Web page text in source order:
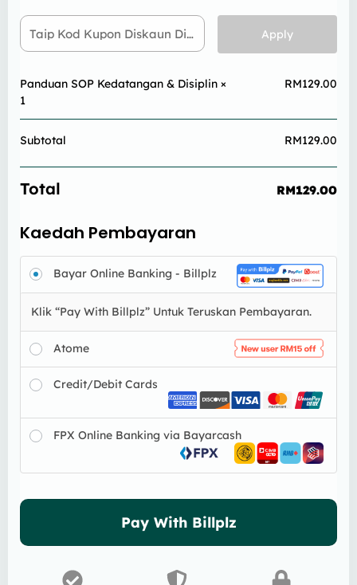
Taip Kod Kupon Diskaun Di Sini Apply
Panduan SOP Kedatangan & Disiplin ×
1
RM129.00
Subtotal RM129.00
Total RM129.00
Kaedah Pembayaran
Bayar Online Banking - Billplz
Klik “Pay With Billplz” Untuk Teruskan Pembayaran.
Atome
Credit/Debit Cards
FPX Online Banking via Bayarcash
Pay With Billplz